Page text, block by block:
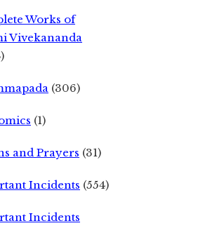
Works of
Vivekananda
(306)
(1)
and Prayers (31)
Incidents (554)
Incidents